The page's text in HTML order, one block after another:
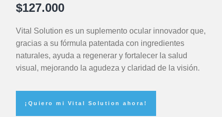
$127.000
Vital Solution es un suplemento ocular innovador que,
gracias a su fórmula patentada con ingredientes
naturales, ayuda a regenerar y fortalecer la salud
visual, mejorando la agudeza y claridad de la visión.
¡Quiero mi Vital Solution ahora!